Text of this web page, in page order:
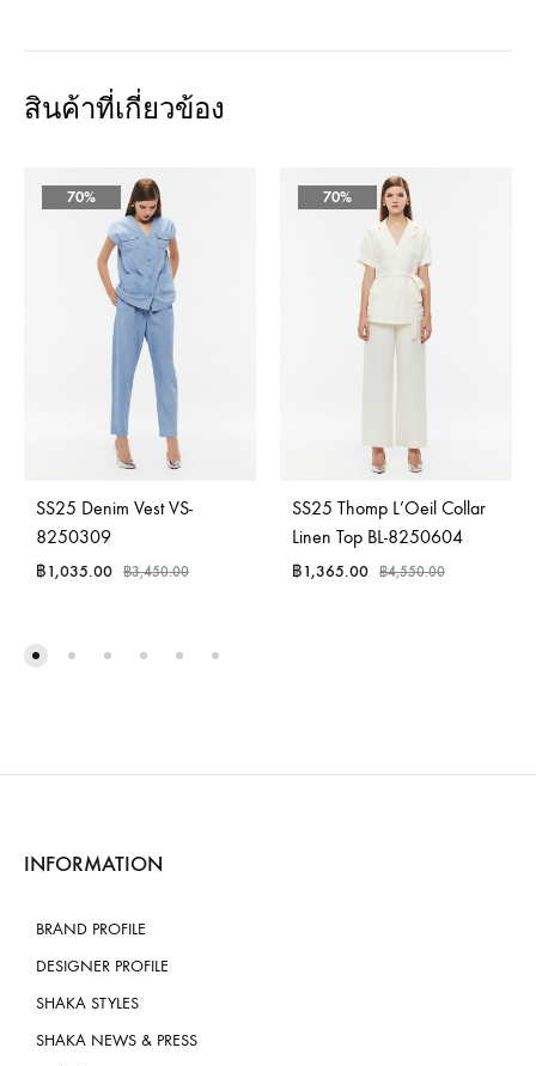
สินค้าที่เกี่ยวข้อง
70%
SS25 Denim Vest VS-
8250309
฿1,035.00 ฿3,450.00
70%
SS25 Thomp L’Oeil Collar
Linen Top BL-8250604
฿1,365.00 ฿4,550.00
INFORMATION
BRAND PROFILE
DESIGNER PROFILE
SHAKA STYLES
SHAKA NEWS & PRESS